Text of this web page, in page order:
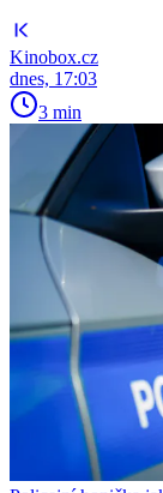
Kinobox.cz
dnes, 17:03
3 min